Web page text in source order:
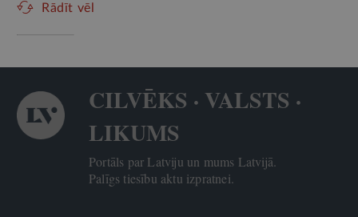
Rādīt vēl
CILVĒKS · VALSTS ·
LIKUMS
Portāls par Latviju un mums Latvijā.
Palīgs tiesību aktu izpratnei.